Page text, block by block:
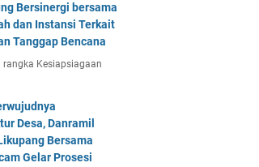
Bersinergi bersama
dan Instansi Terkait
Tanggap Bencana
rangka Kesiapsiagaan
Desa, Danramil
Bersama
Gelar Prosesi